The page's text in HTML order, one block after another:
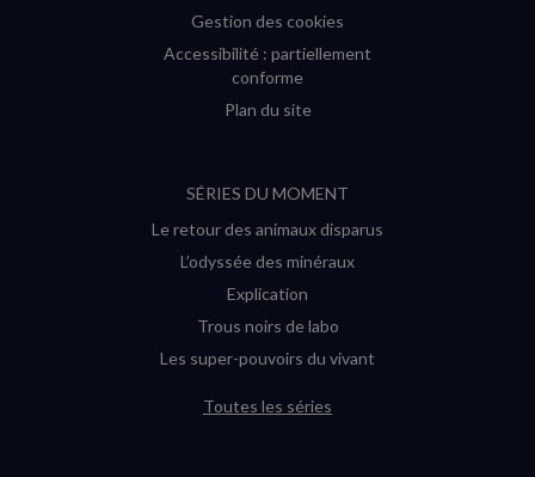
Gestion des cookies
Accessibilité : partiellement
conforme
Plan du site
SÉRIES DU MOMENT
Le retour des animaux disparus
L’odyssée des minéraux
Explication
Trous noirs de labo
Les super-pouvoirs du vivant
Toutes les séries